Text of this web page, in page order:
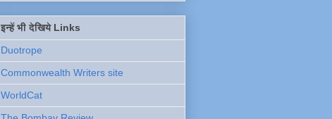
इन्हें भी देखिये Links
Duotrope
Commonwealth Writers site
WorldCat